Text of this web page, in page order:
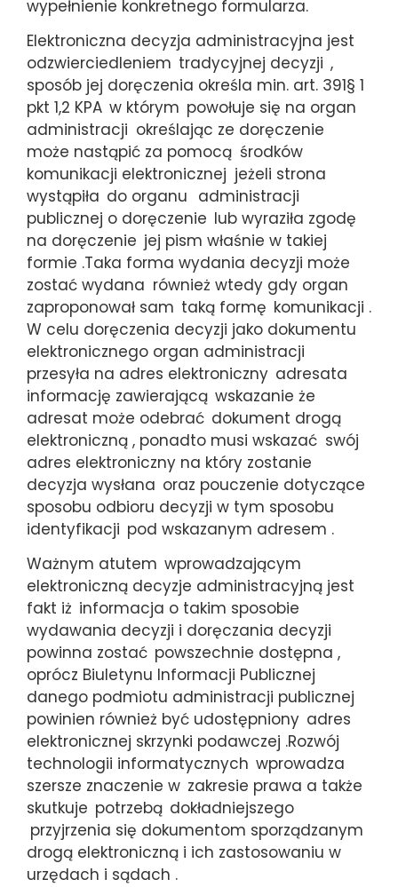
wypełnienie konkretnego formularza.
Elektroniczna decyzja administracyjna jest
odzwierciedleniem tradycyjnej decyzji ,
sposób jej doręczenia określa min. art. 391§ 1
pkt 1,2 KPA w którym powołuje się na organ
administracji określając ze doręczenie
może nastąpić za pomocą środków
komunikacji elektronicznej jeżeli strona
wystąpiła do organu administracji
publicznej o doręczenie lub wyraziła zgodę
na doręczenie jej pism właśnie w takiej
formie .Taka forma wydania decyzji może
zostać wydana również wtedy gdy organ
zaproponował sam taką formę komunikacji .
W celu doręczenia decyzji jako dokumentu
elektronicznego organ administracji
przesyła na adres elektroniczny adresata
informację zawierającą wskazanie że
adresat może odebrać dokument drogą
elektroniczną , ponadto musi wskazać swój
adres elektroniczny na który zostanie
decyzja wysłana oraz pouczenie dotyczące
sposobu odbioru decyzji w tym sposobu
identyfikacji pod wskazanym adresem .
Ważnym atutem wprowadzającym
elektroniczną decyzje administracyjną jest
fakt iż informacja o takim sposobie
wydawania decyzji i doręczania decyzji
powinna zostać powszechnie dostępna ,
oprócz Biuletynu Informacji Publicznej
danego podmiotu administracji publicznej
powinien również być udostępniony adres
elektronicznej skrzynki podawczej .Rozwój
technologii informatycznych wprowadza
szersze znaczenie w zakresie prawa a także
skutkuje potrzebą dokładniejszego
przyjrzenia się dokumentom sporządzanym
drogą elektroniczną i ich zastosowaniu w
urzędach i sądach .